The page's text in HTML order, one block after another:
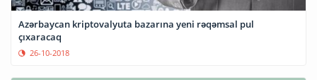
Azərbaycan kriptovalyuta bazarına yeni rəqəmsal pul
çıxaracaq
26-10-2018